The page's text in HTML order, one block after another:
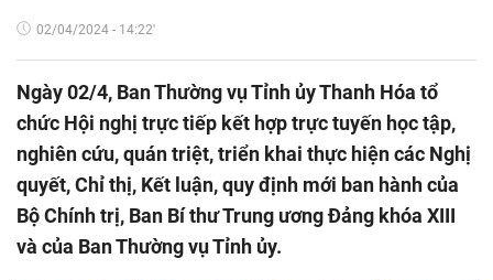
02/04/2024 - 14:22'
Ngày 02/4, Ban Thường vụ Tỉnh ủy Thanh Hóa tổ
chức Hội nghị trực tiếp kết hợp trực tuyến học tập,
nghiên cứu, quán triệt, triển khai thực hiện các Nghị
quyết, Chỉ thị, Kết luận, quy định mới ban hành của
Bộ Chính trị, Ban Bí thư Trung ương Đảng khóa XIII
và của Ban Thường vụ Tỉnh ủy.